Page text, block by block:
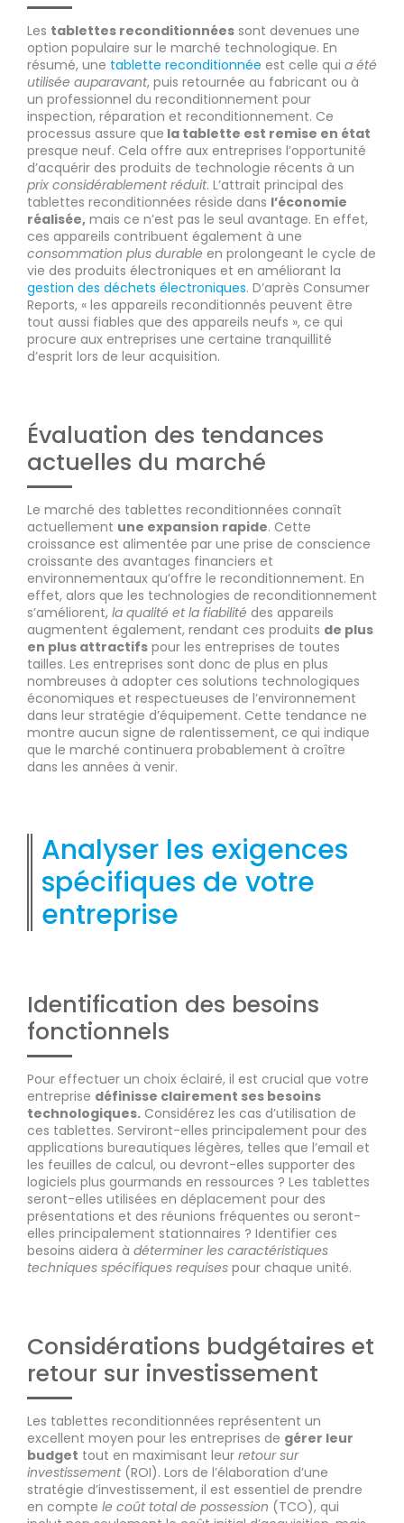
Les tablettes reconditionnées sont devenues une
option populaire sur le marché technologique. En
résumé, une tablette reconditionnée est celle qui a été
utilisée auparavant, puis retournée au fabricant ou à
un professionnel du reconditionnement pour
inspection, réparation et reconditionnement. Ce
processus assure que la tablette est remise en état
presque neuf. Cela offre aux entreprises l’opportunité
d’acquérir des produits de technologie récents à un
prix considérablement réduit. L’attrait principal des
tablettes reconditionnées réside dans l’économie
réalisée, mais ce n’est pas le seul avantage. En effet,
ces appareils contribuent également à une
consommation plus durable en prolongeant le cycle de
vie des produits électroniques et en améliorant la
gestion des déchets électroniques. D’après Consumer
Reports, « les appareils reconditionnés peuvent être
tout aussi fiables que des appareils neufs », ce qui
procure aux entreprises une certaine tranquillité
d’esprit lors de leur acquisition.
Évaluation des tendances
actuelles du marché
Le marché des tablettes reconditionnées connaît
actuellement une expansion rapide. Cette
croissance est alimentée par une prise de conscience
croissante des avantages financiers et
environnementaux qu’offre le reconditionnement. En
effet, alors que les technologies de reconditionnement
s’améliorent, la qualité et la fiabilité des appareils
augmentent également, rendant ces produits de plus
en plus attractifs pour les entreprises de toutes
tailles. Les entreprises sont donc de plus en plus
nombreuses à adopter ces solutions technologiques
économiques et respectueuses de l’environnement
dans leur stratégie d’équipement. Cette tendance ne
montre aucun signe de ralentissement, ce qui indique
que le marché continuera probablement à croître
dans les années à venir.
Analyser les exigences
spécifiques de votre
entreprise
Identification des besoins
fonctionnels
Pour effectuer un choix éclairé, il est crucial que votre
entreprise définisse clairement ses besoins
technologiques. Considérez les cas d’utilisation de
ces tablettes. Serviront-elles principalement pour des
applications bureautiques légères, telles que l’email et
les feuilles de calcul, ou devront-elles supporter des
logiciels plus gourmands en ressources ? Les tablettes
seront-elles utilisées en déplacement pour des
présentations et des réunions fréquentes ou seront-
elles principalement stationnaires ? Identifier ces
besoins aidera à déterminer les caractéristiques
techniques spécifiques requises pour chaque unité.
Considérations budgétaires et
retour sur investissement
Les tablettes reconditionnées représentent un
excellent moyen pour les entreprises de gérer leur
budget tout en maximisant leur retour sur
investissement(ROI). Lors de l’élaboration d’une
stratégie d’investissement, il est essentiel de prendre
en compte le coût total de possession (TCO), qui